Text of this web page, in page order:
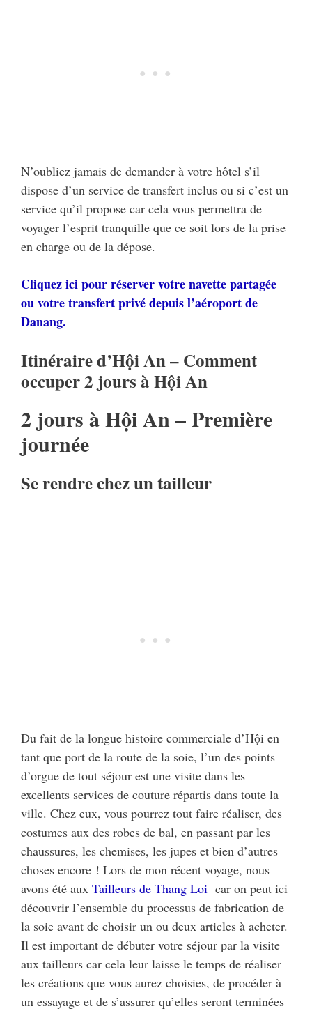
N’oubliez jamais de demander à votre hôtel s’il
dispose d’un service de transfert inclus ou si c’est un
service qu’il propose car cela vous permettra de
voyager l’esprit tranquille que ce soit lors de la prise
en charge ou de la dépose.
Cliquez ici pour réserver votre navette partagée
ou votre transfert privé depuis l’aéroport de
Danang.
Itinéraire d’Hội An – Comment
occuper 2 jours à Hội An
2 jours à Hội An – Première
journée
Se rendre chez un tailleur
Du fait de la longue histoire commerciale d’Hội en
tant que port de la route de la soie, l’un des points
d’orgue de tout séjour est une visite dans les
excellents services de couture répartis dans toute la
ville. Chez eux, vous pourrez tout faire réaliser, des
costumes aux des robes de bal, en passant par les
chaussures, les chemises, les jupes et bien d’autres
choses encore ! Lors de mon récent voyage, nous
avons été aux Tailleurs de Thang Loi car on peut ici
découvrir l’ensemble du processus de fabrication de
la soie avant de choisir un ou deux articles à acheter.
Il est important de débuter votre séjour par la visite
aux tailleurs car cela leur laisse le temps de réaliser
les créations que vous aurez choisies, de procéder à
un essayage et de s’assurer qu’elles seront terminées